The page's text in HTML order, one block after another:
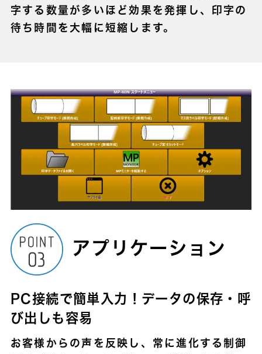
字する数量が多いほど効果を発揮し、印字の
待ち時間を大幅に短縮します。
アプリケーション
PC接続で簡単入力！データの保存・呼
び出しも容易
お客様からの声を反映し、常に進化する制御